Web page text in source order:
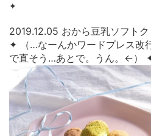
✦
2019.12.05 おから豆乳ソフト
✦ （…なーんかワードプレス改
で直そう…あとで。うん。←）